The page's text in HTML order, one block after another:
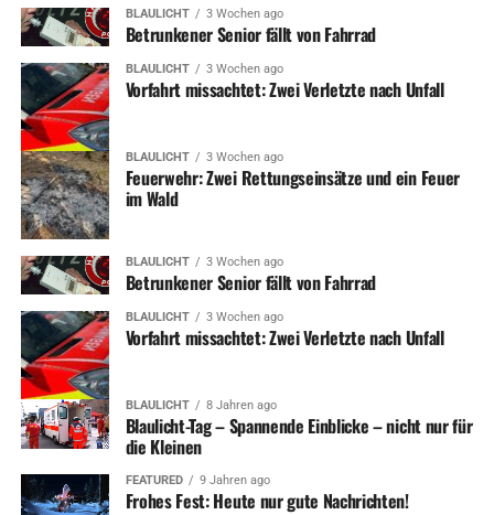
BLAULICHT 3 Wochen ago
Betrunkener Senior fällt von Fahrrad
BLAULICHT 3 Wochen ago
Vorfahrt missachtet: Zwei Verletzte nach Unfall
BLAULICHT 3 Wochen ago
Feuerwehr: Zwei Rettungseinsätze und ein Feuer
im Wald
BLAULICHT 3 Wochen ago
Betrunkener Senior fällt von Fahrrad
BLAULICHT 3 Wochen ago
Vorfahrt missachtet: Zwei Verletzte nach Unfall
BLAULICHT 8 Jahren ago
Blaulicht-Tag – Spannende Einblicke – nicht nur für
die Kleinen
FEATURED 9 Jahren ago
Frohes Fest: Heute nur gute Nachrichten!